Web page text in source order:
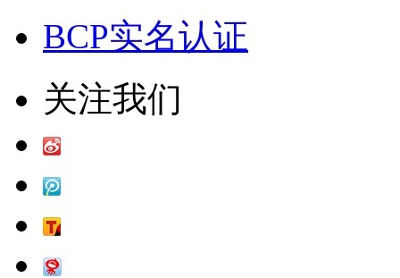
BCP实名认证
关注我们